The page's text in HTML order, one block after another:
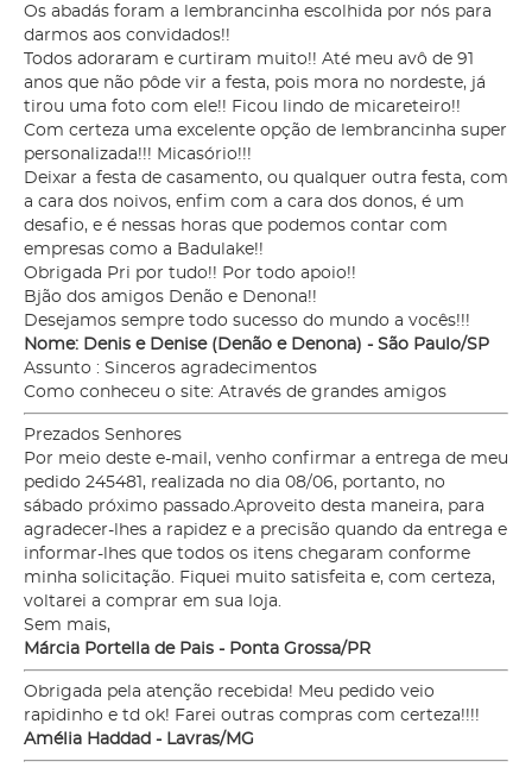
Os abadás foram a lembrancinha escolhida por nós para
darmos aos convidados!!
Todos adoraram e curtiram muito!! Até meu avô de 91
anos que não pôde vir a festa, pois mora no nordeste, já
tirou uma foto com ele!! Ficou lindo de micareteiro!!
Com certeza uma excelente opção de lembrancinha super
personalizada!!! Micasório!!!
Deixar a festa de casamento, ou qualquer outra festa, com
a cara dos noivos, enfim com a cara dos donos, é um
desafio, e é nessas horas que podemos contar com
empresas como a Badulake!!
Obrigada Pri por tudo!! Por todo apoio!!
Bjão dos amigos Denão e Denona!!
Desejamos sempre todo sucesso do mundo a vocês!!!
Nome: Denis e Denise (Denão e Denona) - São Paulo/SP
Assunto : Sinceros agradecimentos
Como conheceu o site: Através de grandes amigos
Prezados Senhores
Por meio deste e-mail, venho confirmar a entrega de meu
pedido 245481, realizada no dia 08/06, portanto, no
sábado próximo passado.Aproveito desta maneira, para
agradecer-lhes a rapidez e a precisão quando da entrega e
informar-lhes que todos os itens chegaram conforme
minha solicitação. Fiquei muito satisfeita e, com certeza,
voltarei a comprar em sua loja.
Sem mais,
Márcia Portella de Pais - Ponta Grossa/PR
Obrigada pela atenção recebida! Meu pedido veio
rapidinho e td ok! Farei outras compras com certeza!!!!
Amélia Haddad - Lavras/MG